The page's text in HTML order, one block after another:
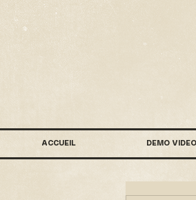
ACCUEIL DEMO